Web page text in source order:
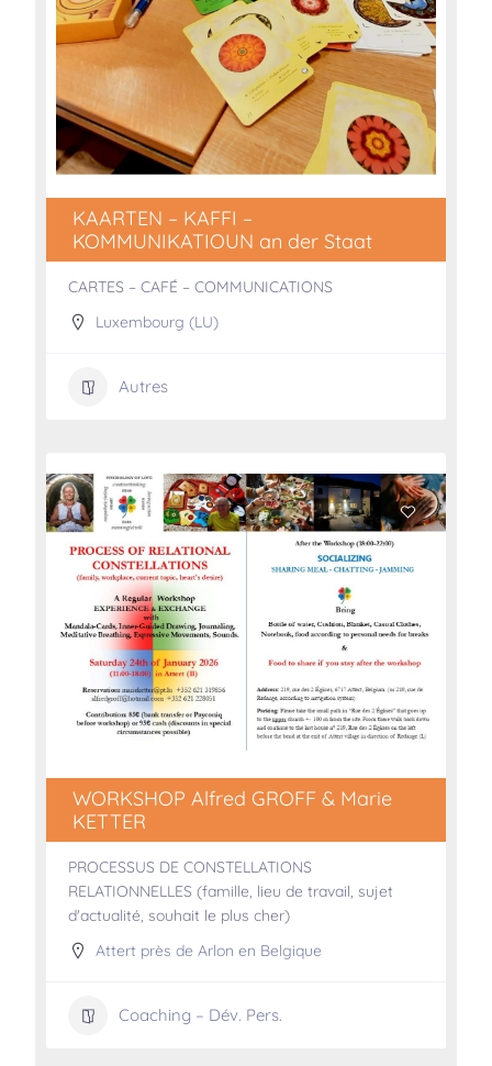
KAARTEN – KAFFI –
KOMMUNIKATIOUN an der Staat
CARTES – CAFÉ – COMMUNICATIONS
Luxembourg (LU)
Autres
WORKSHOP Alfred GROFF & Marie
KETTER
PROCESSUS DE CONSTELLATIONS
RELATIONNELLES (famille, lieu de travail, sujet
d'actualité, souhait le plus cher)
Attert près de Arlon en Belgique
Coaching – Dév. Pers.